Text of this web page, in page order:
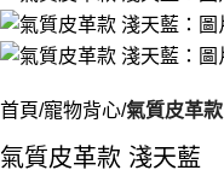
首頁 寵物背心 氣質皮革款
氣質皮革款 淺天藍